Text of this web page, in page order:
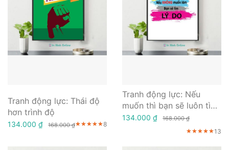
Tranh động lực: Thái độ
hơn trình độ
134.000 ₫ 168.000 ₫★★★★★
★★★★★
★★★★★8
Tranh động lực: Nếu
muốn thì bạn sẽ luôn tìm
cách nếu không muốn thì
làm bạn sẽ tìm lý do
134.000 ₫ 168.000 ₫
★★★★★
★★★★★
★★★★★13